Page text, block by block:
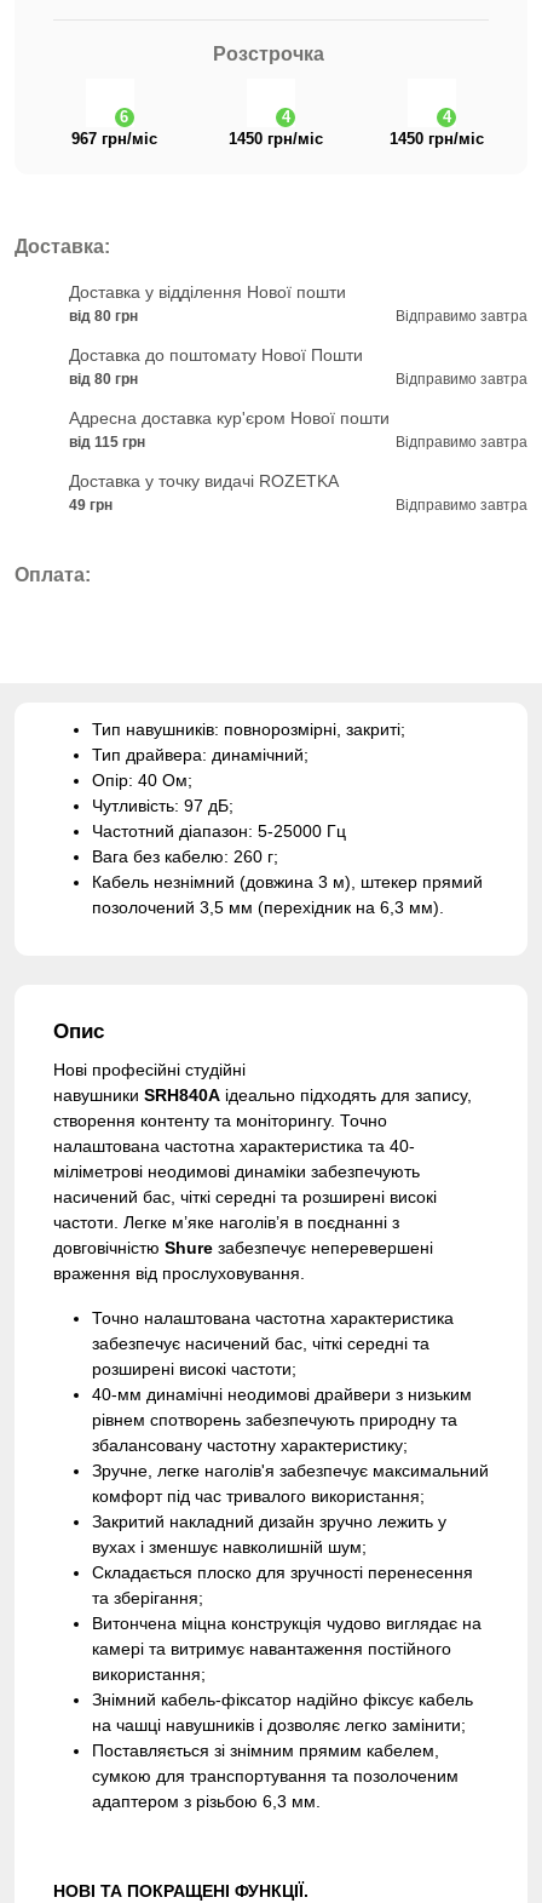
Розстрочка
6
967 грн/міс
4
1450 грн/міс
4
1450 грн/міс
Доставка:
Доставка у відділення Нової пошти
від 80 грн Відправимо завтра
Доставка до поштомату Нової Пошти
від 80 грн Відправимо завтра
Адресна доставка кур'єром Нової пошти
від 115 грн Відправимо завтра
Доставка у точку видачі ROZETKA
49 грн Відправимо завтра
Оплата:
Опис
Нові професійні студійні
навушники SRH840A ідеально підходять для запису,
створення контенту та моніторингу. Точно
налаштована частотна характеристика та 40-
міліметрові неодимові динаміки забезпечують
насичений бас, чіткі середні та розширені високі
частоти. Легке м’яке наголів’я в поєднанні з
довговічністю Shure забезпечує неперевершені
враження від прослуховування.
Точно налаштована частотна характеристика
забезпечує насичений бас, чіткі середні та
розширені високі частоти;
40-мм динамічні неодимові драйвери з низьким
рівнем спотворень забезпечують природну та
збалансовану частотну характеристику;
Зручне, легке наголів'я забезпечує максимальний
комфорт під час тривалого використання;
Закритий накладний дизайн зручно лежить у
вухах і зменшує навколишній шум;
Складається плоско для зручності перенесення
та зберігання;
Витончена міцна конструкція чудово виглядає на
камері та витримує навантаження постійного
використання;
Знімний кабель-фіксатор надійно фіксує кабель
на чашці навушників і дозволяє легко замінити;
Поставляється зі знімним прямим кабелем,
сумкою для транспортування та позолоченим
адаптером з різьбою 6,3 мм.
НОВІ ТА ПОКРАЩЕНІ ФУНКЦІЇ.
Тип навушників: повнорозмірні, закриті;
Тип драйвера: динамічний;
Опір: 40 Ом;
Чутливість: 97 дБ;
Частотний діапазон: 5-25000 Гц
Вага без кабелю: 260 г;
Кабель незнімний (довжина 3 м), штекер прямий
позолочений 3,5 мм (перехідник на 6,3 мм).